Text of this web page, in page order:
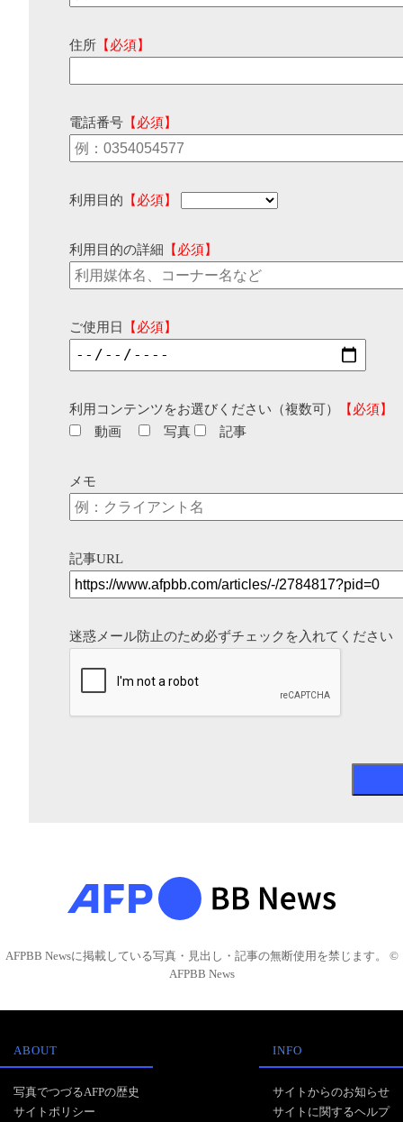
住所 【必須】
電話番号 【必須】
利用目的 【必須】
利用目的の詳細 【必須】
ご使用日 【必須】
利用コンテンツをお選びください（複数可）
【必須】
動画
写真 記事
メモ
記事URL
迷惑メール防止のため必ずチェックを入れてください
AFPBB Newsに掲載している写真・見出し・記事の無断使用を禁じます。 ©
AFPBB News
ABOUT
写真でつづるAFPの歴史
サイトポリシー
INFO
サイトからのお知らせ
サイトに関するヘルプ